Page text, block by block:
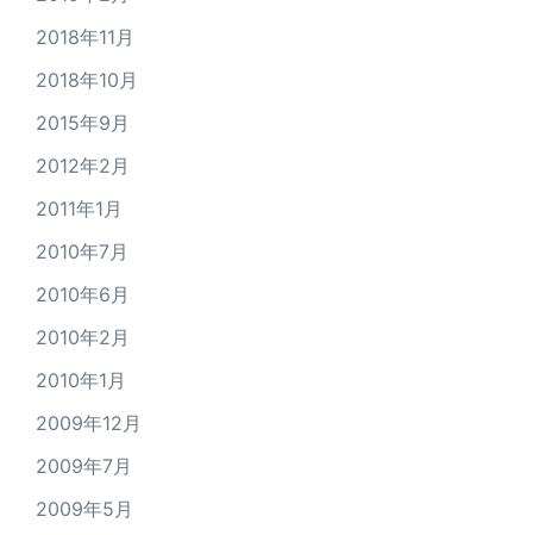
2018年11月
2018年10月
2015年9月
2012年2月
2011年1月
2010年7月
2010年6月
2010年2月
2010年1月
2009年12月
2009年7月
2009年5月